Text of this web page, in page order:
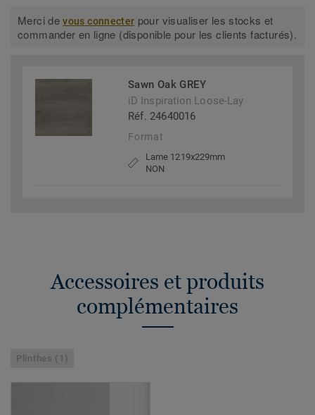
Merci devous connecter pour visualiser les stocks et
commander en ligne (disponible pour les clients facturés).
Sawn Oak GREY
iD Inspiration Loose-Lay
Réf. 24640016
Format
Lame 1219x229mm
NON
Accessoires et produits
complémentaires
Plinthes (1)